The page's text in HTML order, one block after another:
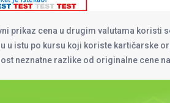
prikaz cena u drugim valutama koristi
istu po kursu koji koriste kartičarske
neznatne razlike od originalne cene